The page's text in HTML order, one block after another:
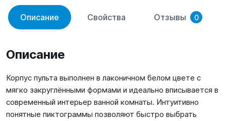
Описание Свойства Отзывы 0
Описание
Корпус пульта выполнен в лаконичном белом цвете с
мягко закруглёнными формами и идеально вписывается в
современный интерьер ванной комнаты. Интуитивно
понятные пиктограммы позволяют быстро выбрать